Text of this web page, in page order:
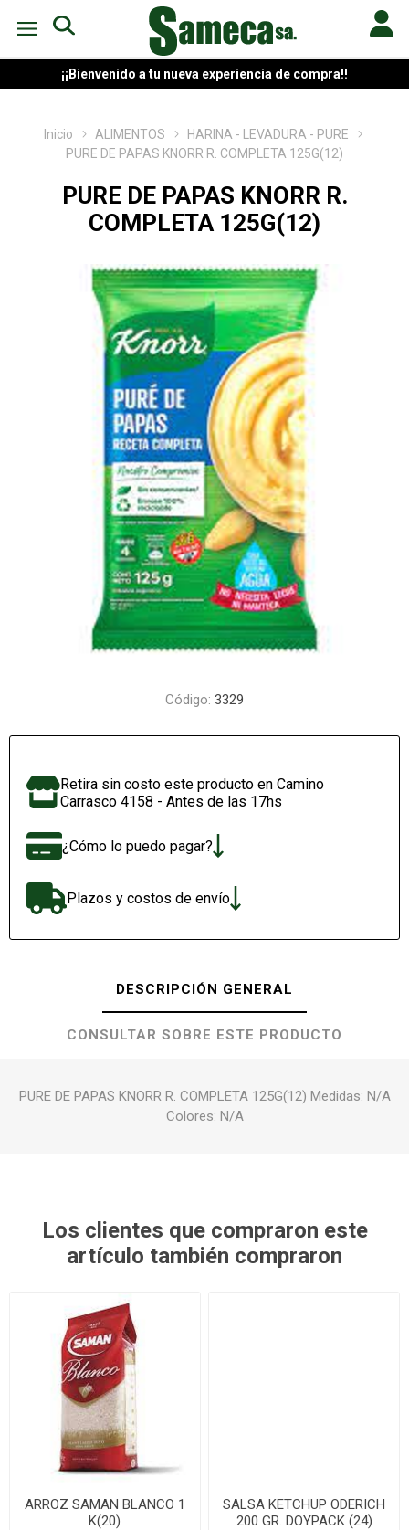
¡¡Bienvenido a tu nueva experiencia de compra!!
Inicio ALIMENTOS
HARINA - LEVADURA - PURE
PURE DE PAPAS KNORR R. COMPLETA 125G(12)
PURE DE PAPAS KNORR R.
COMPLETA 125G(12)
Código: 3329
Retira sin costo este producto en Camino
Carrasco 4158 - Antes de las 17hs
¿Cómo lo puedo pagar?
Plazos y costos de envío
DESCRIPCIÓN GENERAL
CONSULTAR SOBRE ESTE PRODUCTO
PURE DE PAPAS KNORR R. COMPLETA 125G(12) Medidas: N/A
Colores: N/A
Los clientes que compraron este
artículo también compraron
ARROZ SAMAN BLANCO 1
K(20)
SALSA KETCHUP ODERICH
200 GR. DOYPACK (24)